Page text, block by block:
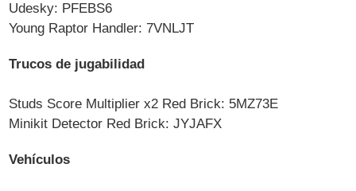
Udesky: PFEBS6
Young Raptor Handler: 7VNLJT
Trucos de jugabilidad
Studs Score Multiplier x2 Red Brick: 5MZ73E
Minikit Detector Red Brick: JYJAFX
Vehículos